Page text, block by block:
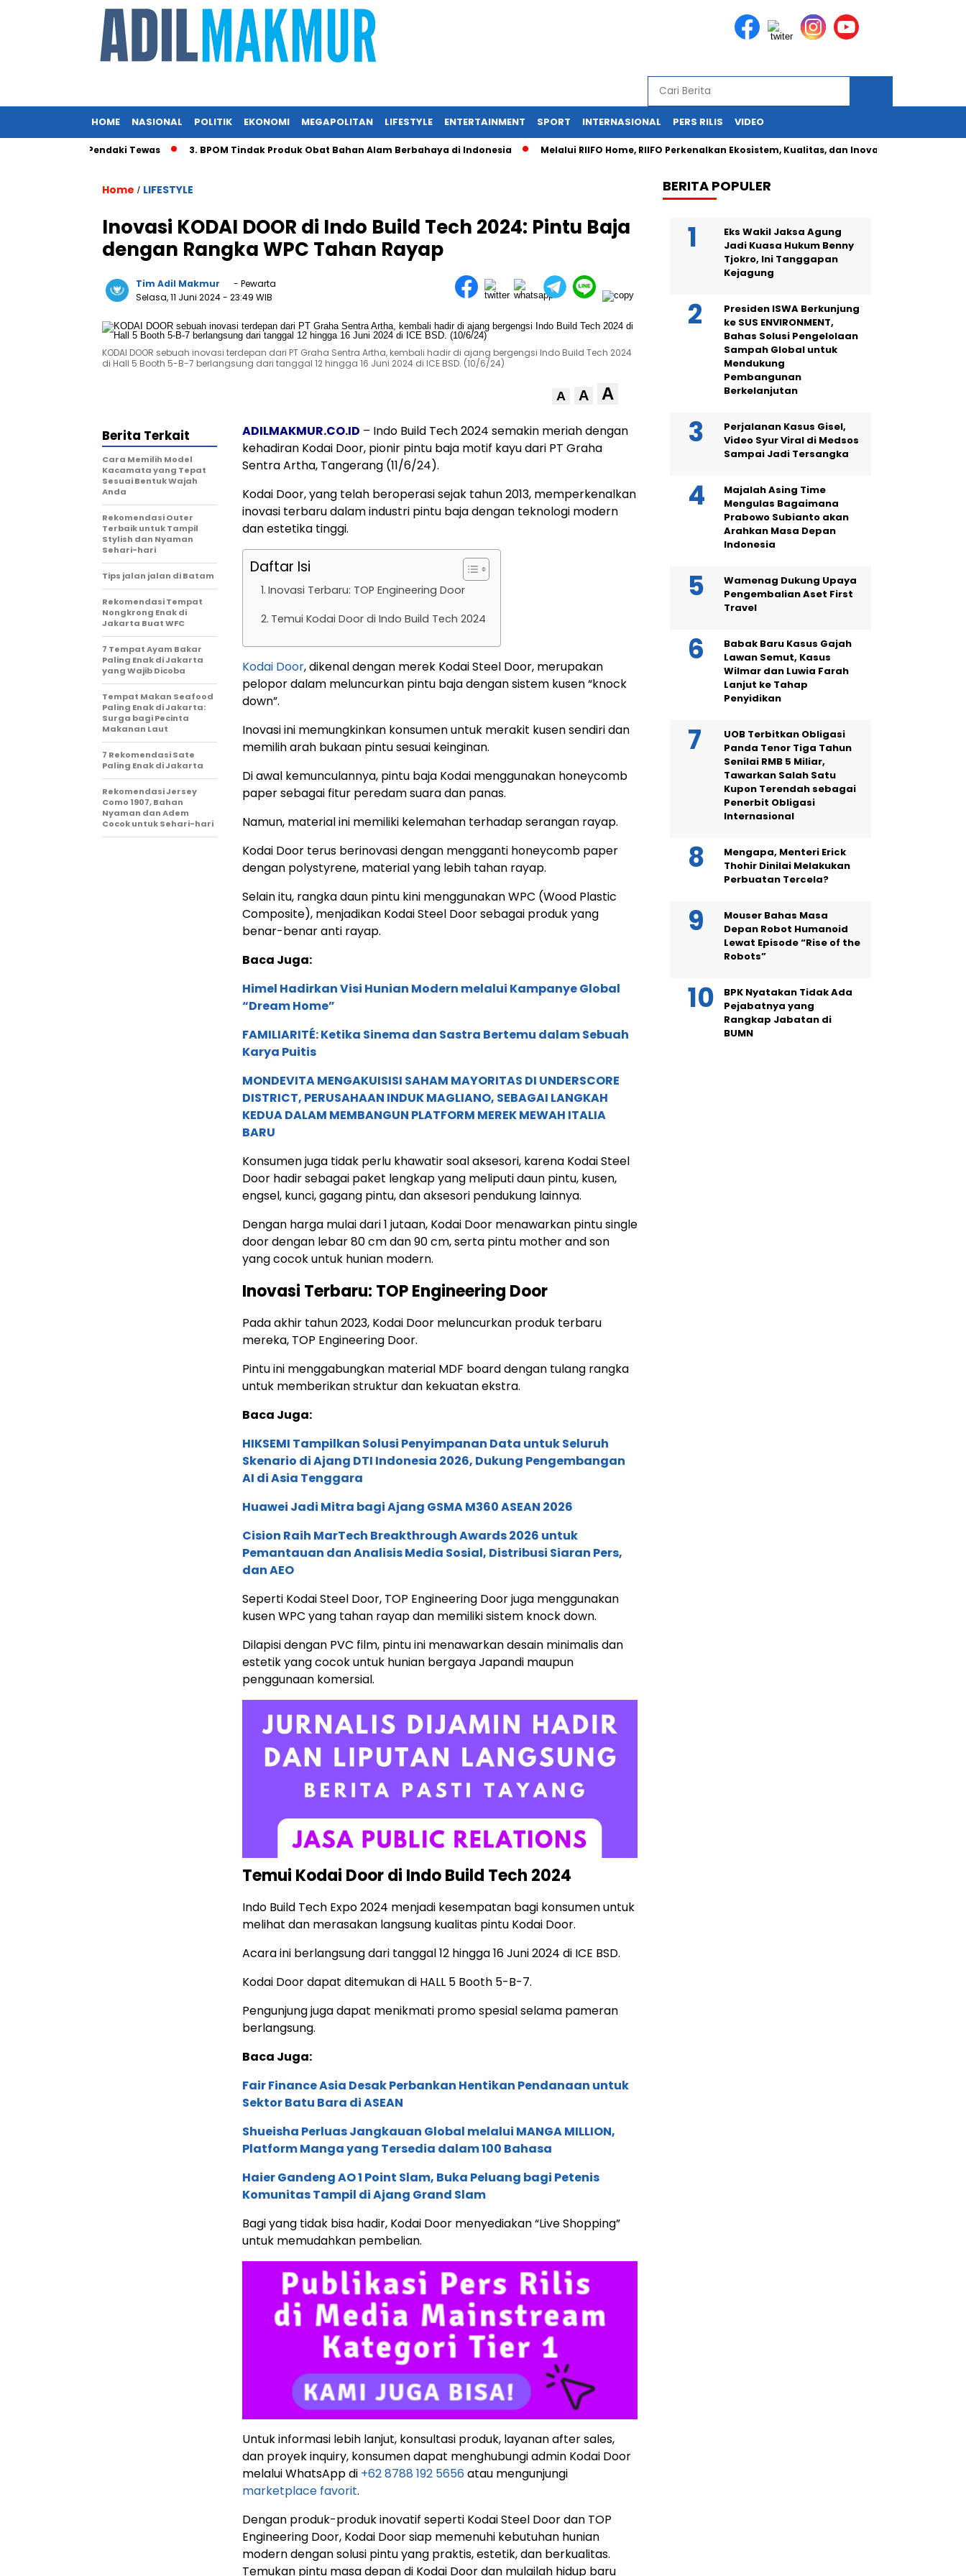
HOME NASIONAL POLITIK EKONOMI MEGAPOLITAN LIFESTYLE ENTERTAINMENT SPORT INTERNASIONAL PERS RILIS VIDEO
Pendaki Tewas 3. BPOM Tindak Produk Obat Bahan Alam Berbahaya di Indonesia Melalui RIIFO Home, RIIFO Perkenalkan Ekosistem, Kualitas, dan Inovasi Produk di Indonesia
Home / LIFESTYLE
Inovasi KODAI DOOR di Indo Build Tech 2024: Pintu Baja
dengan Rangka WPC Tahan Rayap
Tim Adil Makmur
- Pewarta
Selasa, 11 Juni 2024- 23:49 WIB
KODAI DOOR sebuah inovasi terdepan dari PT Graha Sentra Artha, kembali hadir di ajang bergengsi Indo Build Tech 2024
di Hall 5 Booth 5-B-7 berlangsung dari tanggal 12 hingga 16 Juni 2024 di ICE BSD. (10/6/24)
A A A
ADILMAKMUR.CO.ID – Indo Build Tech 2024 semakin meriah dengan
kehadiran Kodai Door, pionir pintu baja motif kayu dari PT Graha
Sentra Artha, Tangerang (11/6/24).
Kodai Door, yang telah beroperasi sejak tahun 2013, memperkenalkan
inovasi terbaru dalam industri pintu baja dengan teknologi modern
dan estetika tinggi.
Daftar Isi
Inovasi Terbaru: TOP Engineering Door
Temui Kodai Door di Indo Build Tech 2024
Kodai Door, dikenal dengan merek Kodai Steel Door, merupakan
pelopor dalam meluncurkan pintu baja dengan sistem kusen “knock
down”.
Inovasi ini memungkinkan konsumen untuk merakit kusen sendiri dan
memilih arah bukaan pintu sesuai keinginan.
Di awal kemunculannya, pintu baja Kodai menggunakan honeycomb
paper sebagai fitur peredam suara dan panas.
Namun, material ini memiliki kelemahan terhadap serangan rayap.
Kodai Door terus berinovasi dengan mengganti honeycomb paper
dengan polystyrene, material yang lebih tahan rayap.
Selain itu, rangka daun pintu kini menggunakan WPC (Wood Plastic
Composite), menjadikan Kodai Steel Door sebagai produk yang
benar-benar anti rayap.
Baca Juga:
Himel Hadirkan Visi Hunian Modern melalui Kampanye Global
“Dream Home”
FAMILIARITÉ: Ketika Sinema dan Sastra Bertemu dalam Sebuah
Karya Puitis
MONDEVITA MENGAKUISISI SAHAM MAYORITAS DI UNDERSCORE
DISTRICT, PERUSAHAAN INDUK MAGLIANO, SEBAGAI LANGKAH
KEDUA DALAM MEMBANGUN PLATFORM MEREK MEWAH ITALIA
BARU
Konsumen juga tidak perlu khawatir soal aksesori, karena Kodai Steel
Door hadir sebagai paket lengkap yang meliputi daun pintu, kusen,
engsel, kunci, gagang pintu, dan aksesori pendukung lainnya.
Dengan harga mulai dari 1 jutaan, Kodai Door menawarkan pintu single
door dengan lebar 80 cm dan 90 cm, serta pintu mother and son
yang cocok untuk hunian modern.
Inovasi Terbaru: TOP Engineering Door
Pada akhir tahun 2023, Kodai Door meluncurkan produk terbaru
mereka, TOP Engineering Door.
Pintu ini menggabungkan material MDF board dengan tulang rangka
untuk memberikan struktur dan kekuatan ekstra.
Baca Juga:
HIKSEMI Tampilkan Solusi Penyimpanan Data untuk Seluruh
Skenario di Ajang DTI Indonesia 2026, Dukung Pengembangan
AI di Asia Tenggara
Huawei Jadi Mitra bagi Ajang GSMA M360 ASEAN 2026
Cision Raih MarTech Breakthrough Awards 2026 untuk
Pemantauan dan Analisis Media Sosial, Distribusi Siaran Pers,
dan AEO
Seperti Kodai Steel Door, TOP Engineering Door juga menggunakan
kusen WPC yang tahan rayap dan memiliki sistem knock down.
Dilapisi dengan PVC film, pintu ini menawarkan desain minimalis dan
estetik yang cocok untuk hunian bergaya Japandi maupun
penggunaan komersial.
Temui Kodai Door di Indo Build Tech 2024
Indo Build Tech Expo 2024 menjadi kesempatan bagi konsumen untuk
melihat dan merasakan langsung kualitas pintu Kodai Door.
Acara ini berlangsung dari tanggal 12 hingga 16 Juni 2024 di ICE BSD.
Kodai Door dapat ditemukan di HALL 5 Booth 5-B-7.
Pengunjung juga dapat menikmati promo spesial selama pameran
berlangsung.
Baca Juga:
Fair Finance Asia Desak Perbankan Hentikan Pendanaan untuk
Sektor Batu Bara di ASEAN
Shueisha Perluas Jangkauan Global melalui MANGA MILLION,
Platform Manga yang Tersedia dalam 100 Bahasa
Haier Gandeng AO 1 Point Slam, Buka Peluang bagi Petenis
Komunitas Tampil di Ajang Grand Slam
Bagi yang tidak bisa hadir, Kodai Door menyediakan “Live Shopping”
untuk memudahkan pembelian.
Untuk informasi lebih lanjut, konsultasi produk, layanan after sales,
dan proyek inquiry, konsumen dapat menghubungi admin Kodai Door
melalui WhatsApp di +62 8788 192 5656atau mengunjungi
marketplace favorit.
Dengan produk-produk inovatif seperti Kodai Steel Door dan TOP
Engineering Door, Kodai Door siap memenuhi kebutuhan hunian
modern dengan solusi pintu yang praktis, estetik, dan berkualitas.
Temukan pintu masa depan di Kodai Door dan mulailah hidup baru
Berita Terkait
Cara Memilih Model
Kacamata yang Tepat
Sesuai Bentuk Wajah
Anda
Rekomendasi Outer
Terbaik untuk Tampil
Stylish dan Nyaman
Sehari-hari
Tips jalan jalan di Batam
Rekomendasi Tempat
Nongkrong Enak di
Jakarta Buat WFC
7 Tempat Ayam Bakar
Paling Enak di Jakarta
yang Wajib Dicoba
Tempat Makan Seafood
Paling Enak di Jakarta:
Surga bagi Pecinta
Makanan Laut
7 Rekomendasi Sate
Paling Enak di Jakarta
Rekomendasi Jersey
Como 1907, Bahan
Nyaman dan Adem
Cocok untuk Sehari-hari
BERITA POPULER
Eks Wakil Jaksa Agung
Jadi Kuasa Hukum Benny
Tjokro, Ini Tanggapan
Kejagung
Presiden ISWA Berkunjung
ke SUS ENVIRONMENT,
Bahas Solusi Pengelolaan
Sampah Global untuk
Mendukung
Pembangunan
Berkelanjutan
Perjalanan Kasus Gisel,
Video Syur Viral di Medsos
Sampai Jadi Tersangka
Majalah Asing Time
Mengulas Bagaimana
Prabowo Subianto akan
Arahkan Masa Depan
Indonesia
Wamenag Dukung Upaya
Pengembalian Aset First
Travel
Babak Baru Kasus Gajah
Lawan Semut, Kasus
Wilmar dan Luwia Farah
Lanjut ke Tahap
Penyidikan
UOB Terbitkan Obligasi
Panda Tenor Tiga Tahun
Senilai RMB 5 Miliar,
Tawarkan Salah Satu
Kupon Terendah sebagai
Penerbit Obligasi
Internasional
Mengapa, Menteri Erick
Thohir Dinilai Melakukan
Perbuatan Tercela?
Mouser Bahas Masa
Depan Robot Humanoid
Lewat Episode “Rise of the
Robots”
BPK Nyatakan Tidak Ada
Pejabatnya yang
Rangkap Jabatan di
BUMN